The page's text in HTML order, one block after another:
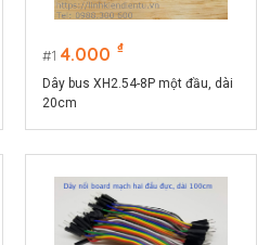
1 4.000 ₫
Dây bus XH2.54-8P một đầu, dài
20cm